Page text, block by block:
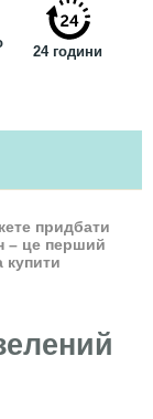
24 години
придбати
– це перший
купити